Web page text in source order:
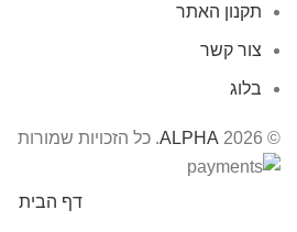
תקנון האתר
צור קשר
בלוג
© 2026
ALPHA. כל הזכויות שמורות
דף הבית